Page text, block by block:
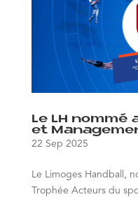
Le LH
et
22 Sep 2025
Le Limoges Handball,
Trophée Acteurs du